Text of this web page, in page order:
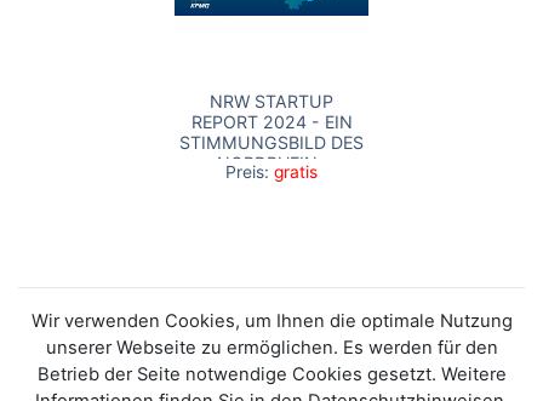
NRW STARTUP
REPORT 2024 - EIN
STIMMUNGSBILD DES
NORDRHEIN-
WESTFÄLISCHEN
Preis: gratis
Wir verwenden Cookies, um Ihnen die optimale Nutzung
unserer Webseite zu ermöglichen. Es werden für den
Betrieb der Seite notwendige Cookies gesetzt. Weitere